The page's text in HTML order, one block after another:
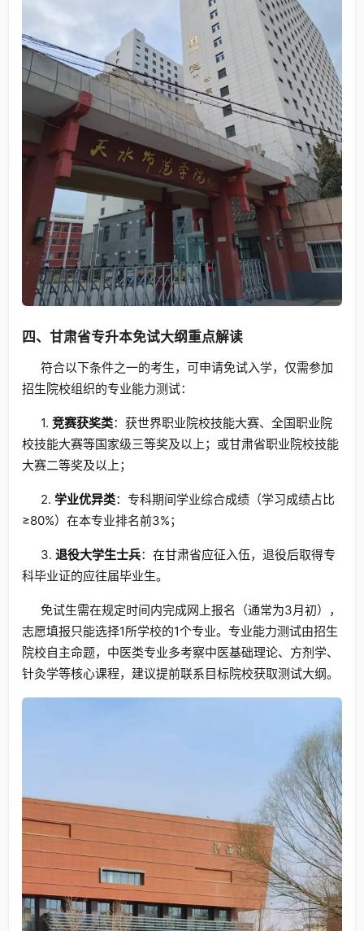
四、甘肃省专升本免试大纲重点解读
符合以下条件之一的考生，可申请免试入学，仅需参加
招生院校组织的专业能力测试：
1. 竞赛获奖类：获世界职业院校技能大赛、全国职业院
校技能大赛等国家级三等奖及以上；或甘肃省职业院校技能
大赛二等奖及以上；
2. 学业优异类：专科期间学业综合成绩（学习成绩占比
≥80%）在本专业排名前3%；
3. 退役大学生士兵：在甘肃省应征入伍，退役后取得专
科毕业证的应往届毕业生。
免试生需在规定时间内完成网上报名（通常为3月初），
志愿填报只能选择1所学校的1个专业。专业能力测试由招生
院校自主命题，中医类专业多考察中医基础理论、方剂学、
针灸学等核心课程，建议提前联系目标院校获取测试大纲。